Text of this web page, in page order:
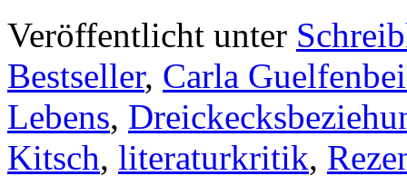
Veröffentlicht unter
Bestseller, Carla
Lebens,
Kitsch, literaturkritik,